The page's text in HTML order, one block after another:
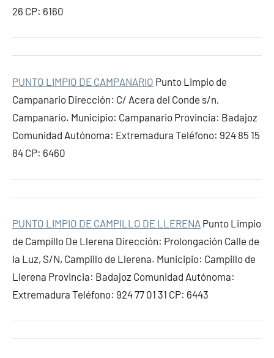
26 CP: 6160
PUNTO LIMPIO DE CAMPANARIO Punto Limpio de
Campanario Dirección: C/ Acera del Conde s/n,
Campanario. Municipio: Campanario Provincia: Badajoz
Comunidad Autónoma: Extremadura Teléfono: 924 85 15
84 CP: 6460
PUNTO LIMPIO DE CAMPILLO DE LLERENA Punto Limpio
de Campillo De Llerena Dirección: Prolongación Calle de
la Luz, S/N, Campillo de Llerena. Municipio: Campillo de
Llerena Provincia: Badajoz Comunidad Autónoma:
Extremadura Teléfono: 924 77 01 31 CP: 6443